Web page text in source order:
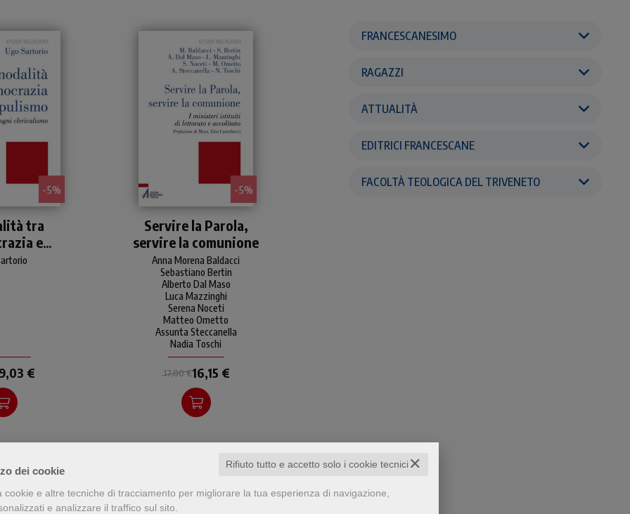
dei cookie ✕
Rifiuto tutto e accetto solo i cookie tecnici
cookie e altre tecniche di tracciamento per migliorare la tua esperienza di navigazione,
e analizzare il traffico sul sito.
- 5%
Chiesa tra
e
sul tema del
tra popolo
tra
e
€
- 5%
tema della ministerialità,
utile per la formazione di
lettori, accoliti, catechisti.
Servire la Parola,
servire la comunione
Anna Morena Baldacci
Sebastiano Bertin
Alberto Dal Maso
Luca Mazzinghi
Serena Noceti
Matteo Ometto
Assunta Steccanella
Nadia Toschi
17,00 €16,15 €
FRANCESCANESIMO
RAGAZZI
ATTUALITÀ
EDITRICI FRANCESCANE
FACOLTÀ TEOLOGICA DEL TRIVENETO